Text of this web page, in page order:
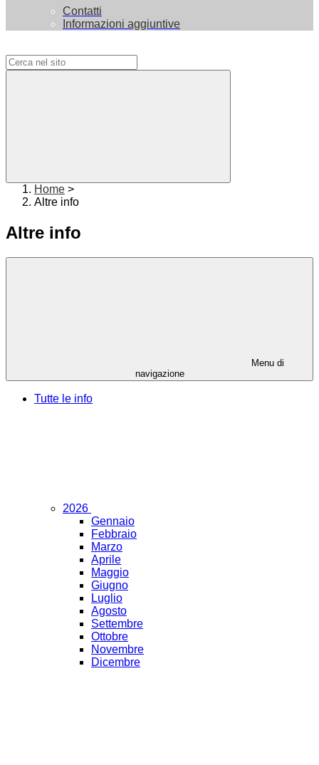
Contatti
Informazioni aggiuntive
Home >
Altre info
Altre info
Menu di
navigazione
Tutte le info
2026
Gennaio
Febbraio
Marzo
Aprile
Maggio
Giugno
Luglio
Agosto
Settembre
Ottobre
Novembre
Dicembre